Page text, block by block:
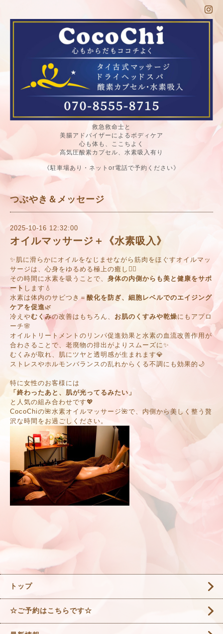
救急救命士と
美腸アドバイザーによるボディケア
心も体も、ここちよく
高気圧酸素カプセル、水素吸入有り
《駐車場あり・ネットor電話で予約ください》
つぶやき＆メッセージ
2025-10-16 12:32:00
オイルマッサージ＋《水素吸入》
✨肌に滑らかにオイルをなじませながら筋肉をほぐすオイルマッ
サージは、心身をゆるめる極上の癒し💆‍♀️
その時間に水素を吸うことで、 身体の内側からも美と健康をサポ
ート します💧
水素は体内のサビつき＝ 酸化を防ぎ、細胞レベルでのエイジング
ケアを促進🌿
冷えやむくみの改善はもちろん、 お肌のくすみや乾燥にもアプロ
ーチ🌸
オイルトリートメントのリンパ促進効果と水素の血流改善作用が
合わさることで、老廃物の排出がよりスムーズに✨
むくみが取れ、肌にツヤと透明感が生まれます💎
ストレスやホルモンバランスの乱れからくる不調にも効果的🌙
特に女性のお客様には
「終わったあと、肌が光ってるみたい」
と人気の組み合わせです💖
CocoChiの🌺水素オイルマッサージ🌺で、内側から美しく整う贅
沢な時間をお過ごしください。
トップ
☆ご予約はこちらです☆